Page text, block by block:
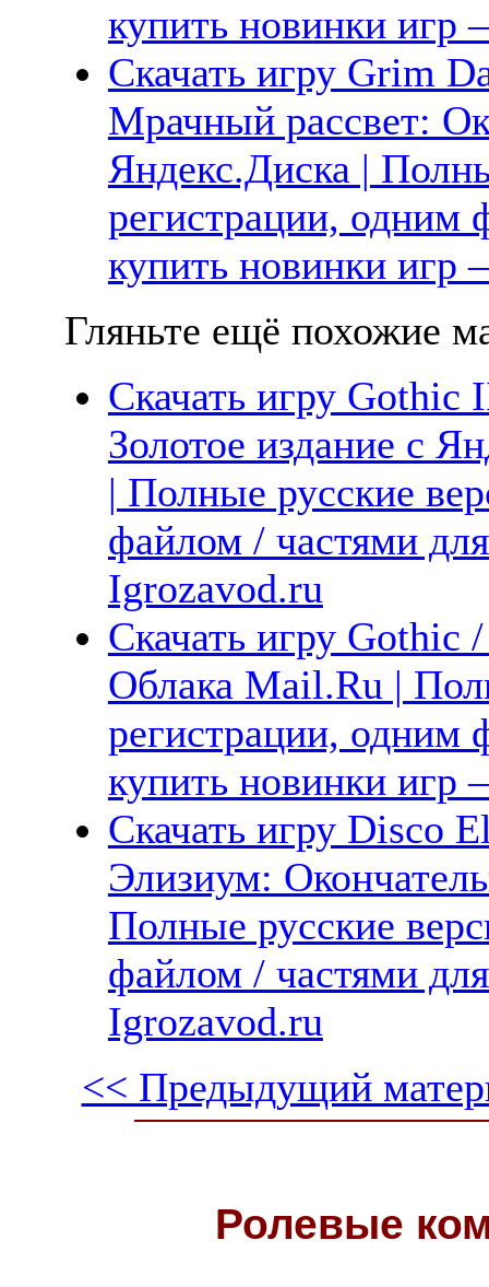
купить новинки
Скачать игру Grim
Мрачный рассвет:
Яндекс.Диска |
регистрации, одним
купить новинки
Гляньте ещё похожие
Скачать игру
Золотое издание с
| Полные русские
файлом / частями
Igrozavod.ru
Скачать игру Gothic
Облака Mail.Ru |
регистрации, одним
купить новинки
Скачать игру Disco
Элизиум:
Полные русские
файлом / частями
Igrozavod.ru
<< Предыдущий
Ролевые